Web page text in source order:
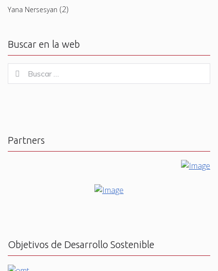
Yana Nersesyan (2)
Buscar en la web
for:
Buscar
Partners
Objetivos de Desarrollo Sostenible